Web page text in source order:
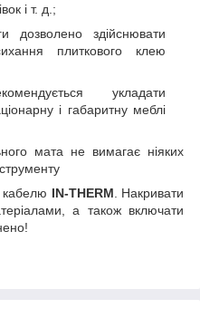
і т. д.;
дозволено здійснювати
плиткового клею
укладати
і габаритну меблі
мата не вимагає ніяких
кабелю IN-THERM . Накривати
а також включати